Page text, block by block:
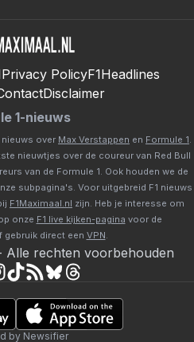
Privacy PolicyF1Headlines
Disclaimer
1-nieuws
nieuws over Max Verstappen en Formule 1
nieuwtjes over de coureur van Red Bull
van de Formule 1. Ook houden we de
subpagina's. Voor uitgebreid F1 nieuws
F1Maximaal.nl zijn. Heb je interesse om
onze F1 live kijken-pagina voor de
gebruik direct een VPN
Alle rechten voorbehouden
by Newsifier